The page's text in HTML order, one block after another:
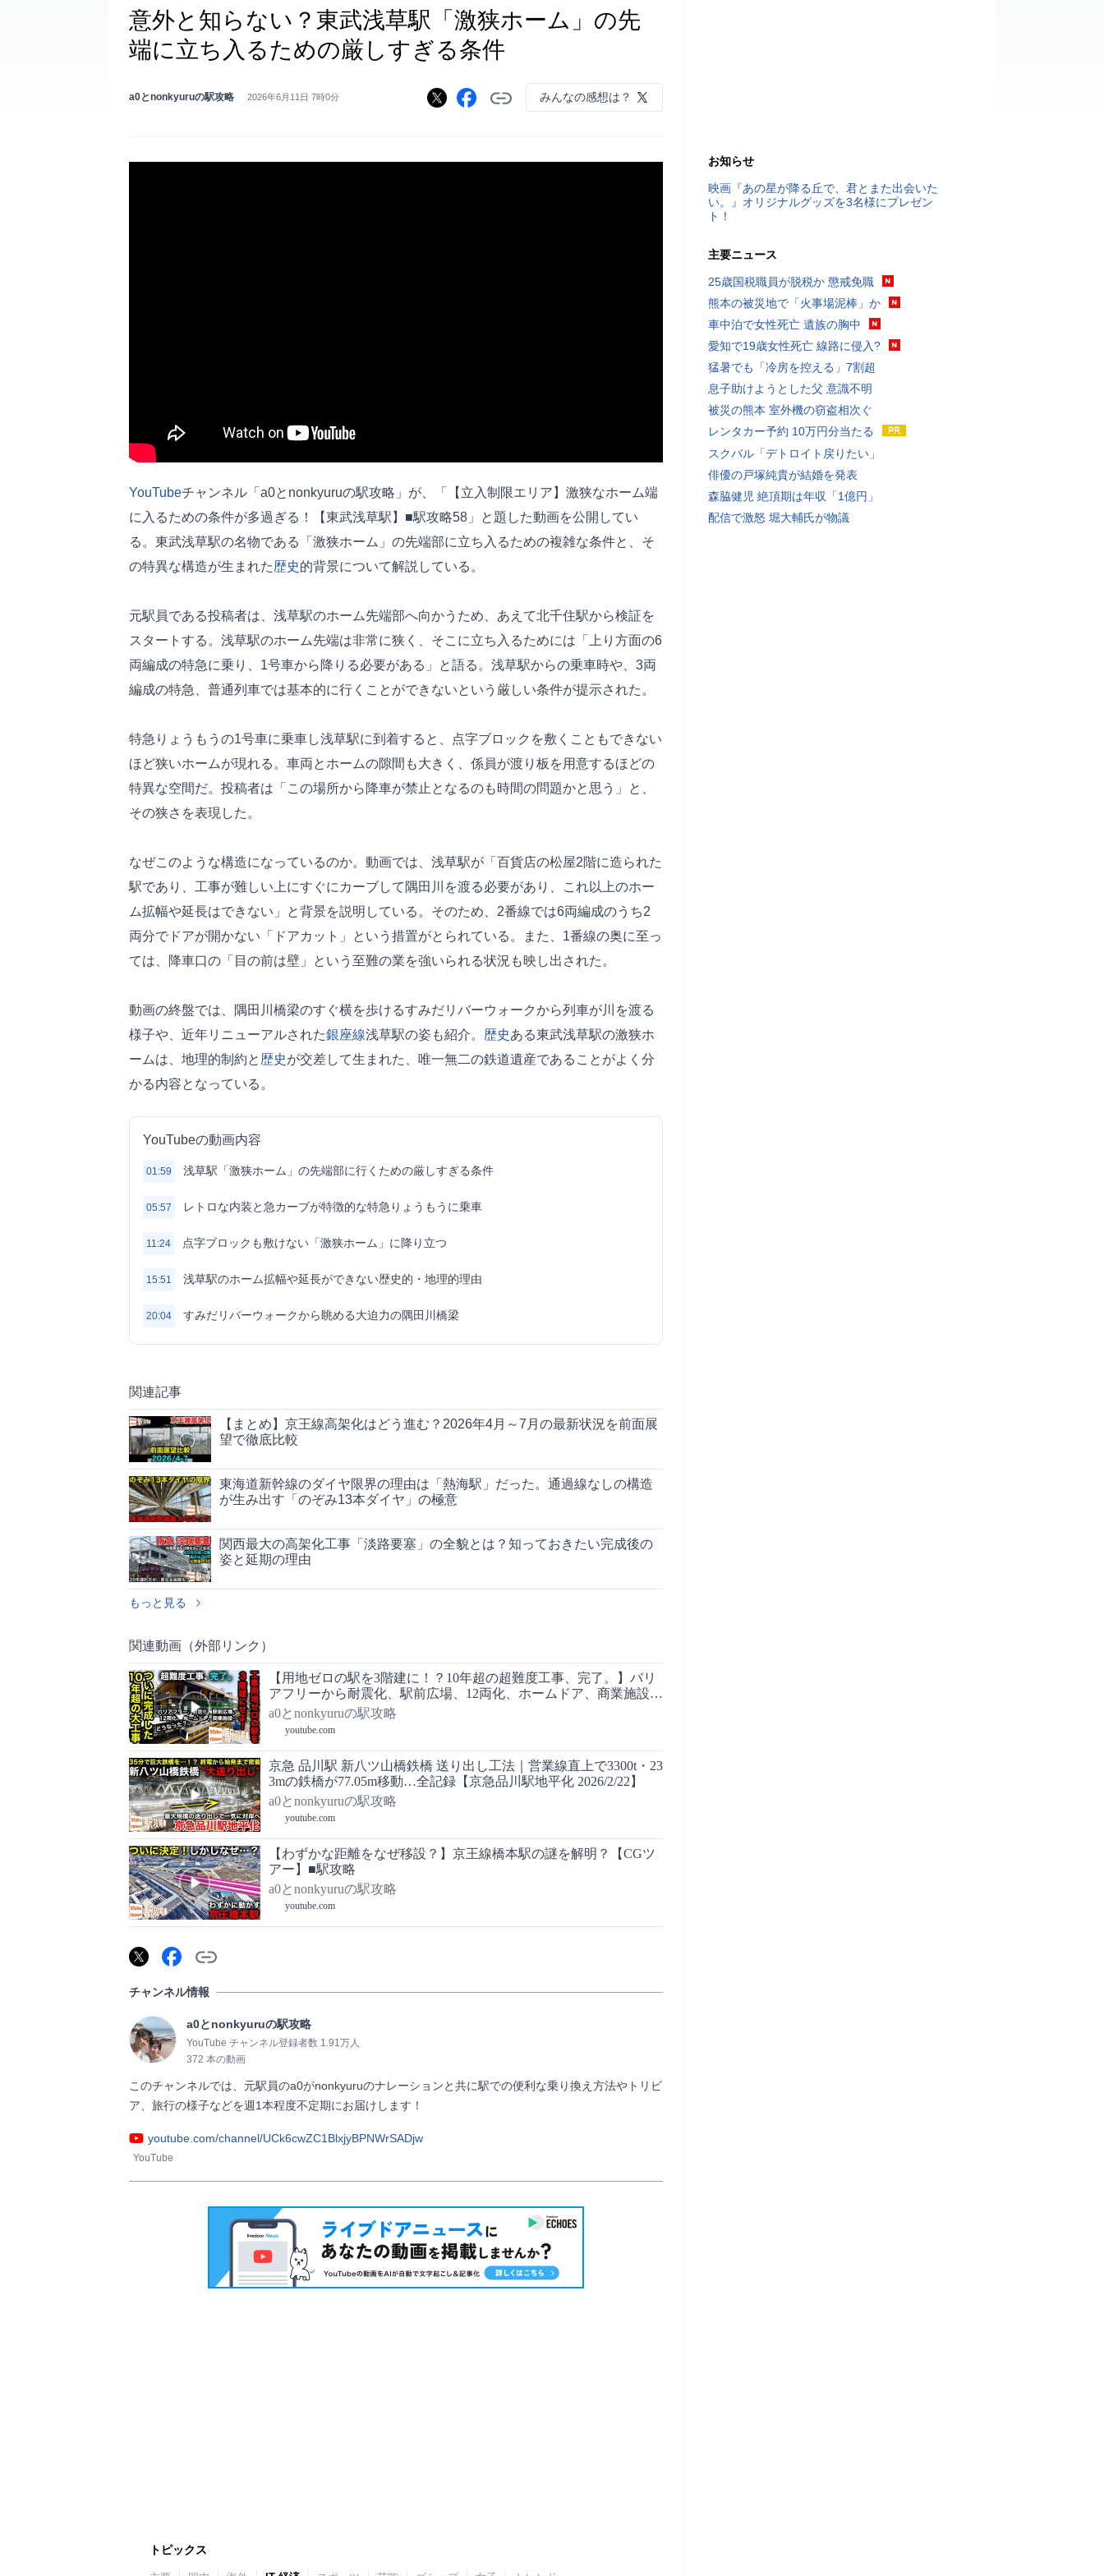
意外と知らない？東武浅草駅「激狭ホーム」の先
端に立ち入るための厳しすぎる条件
a0とnonkyuruの駅攻略 2026年6月11日 7時0分 みんなの感想は？
YouTubeチャンネル「a0とnonkyuruの駅攻略」が、「【立入制限エリア】激狭なホーム端
に入るための条件が多過ぎる！【東武浅草駅】■駅攻略58」と題した動画を公開してい
る。東武浅草駅の名物である「激狭ホーム」の先端部に立ち入るための複雑な条件と、そ
の特異な構造が生まれた歴史的背景について解説している。
元駅員である投稿者は、浅草駅のホーム先端部へ向かうため、あえて北千住駅から検証を
スタートする。浅草駅のホーム先端は非常に狭く、そこに立ち入るためには「上り方面の6
両編成の特急に乗り、1号車から降りる必要がある」と語る。浅草駅からの乗車時や、3両
編成の特急、普通列車では基本的に行くことができないという厳しい条件が提示された。
特急りょうもうの1号車に乗車し浅草駅に到着すると、点字ブロックを敷くこともできない
ほど狭いホームが現れる。車両とホームの隙間も大きく、係員が渡り板を用意するほどの
特異な空間だ。投稿者は「この場所から降車が禁止となるのも時間の問題かと思う」と、
その狭さを表現した。
なぜこのような構造になっているのか。動画では、浅草駅が「百貨店の松屋2階に造られた
駅であり、工事が難しい上にすぐにカーブして隅田川を渡る必要があり、これ以上のホー
ム拡幅や延長はできない」と背景を説明している。そのため、2番線では6両編成のうち2
両分でドアが開かない「ドアカット」という措置がとられている。また、1番線の奥に至っ
ては、降車口の「目の前は壁」という至難の業を強いられる状況も映し出された。
動画の終盤では、隅田川橋梁のすぐ横を歩けるすみだリバーウォークから列車が川を渡る
様子や、近年リニューアルされた銀座線浅草駅の姿も紹介。 歴史ある東武浅草駅の激狭ホ
ームは、地理的制約と 歴史が交差して生まれた、唯一無二の鉄道遺産であることがよく分
かる内容となっている。
YouTubeの動画内容
01:59 浅草駅「激狭ホーム」の先端部に行くための厳しすぎる条件
05:57 レトロな内装と急カーブが特徴的な特急りょうもうに乗車
11:24 点字ブロックも敷けない「激狭ホーム」に降り立つ
15:51 浅草駅のホーム拡幅や延長ができない歴史的・地理的理由
20:04 すみだリバーウォークから眺める大迫力の隅田川橋梁
関連記事
【まとめ】京王線高架化はどう進む？2026年4月～7月の最新状況を前面展
望で徹底比較
東海道新幹線のダイヤ限界の理由は「熱海駅」だった。通過線なしの構造
が生み出す「のぞみ13本ダイヤ」の極意
関西最大の高架化工事「淡路要塞」の全貌とは？知っておきたい完成後の
姿と延期の理由
もっと見る
関連動画（外部リンク）
【用地ゼロの駅を3階建に！？10年超の超難度工事、完了。】バリ
アフリーから耐震化、駅前広場、12両化、ホームドア、商業施設…
大変貌した御茶ノ水駅は【どうなった？】■駅攻略
a0とnonkyuruの駅攻略
youtube.com
京急 品川駅 新八ツ山橋鉄橋 送り出し工法｜営業線直上で3300t・23
3mの鉄橋が77.05m移動…全記録【京急品川駅地平化 2026/2/22】
a0とnonkyuruの駅攻略
youtube.com
【わずかな距離をなぜ移設？】京王線橋本駅の謎を解明？【CGツ
アー】■駅攻略
a0とnonkyuruの駅攻略
youtube.com
チャンネル情報
a0とnonkyuruの駅攻略
YouTube チャンネル登録者数 1.91万人
372 本の動画
このチャンネルでは、元駅員のa0がnonkyuruのナレーションと共に駅での便利な乗り換え方法やトリビ
ア、旅行の様子などを週1本程度不定期にお届けします！
youtube.com/channel/UCk6cwZC1BlxjyBPNWrSADjw
YouTube
トピックス
お知らせ
映画『あの星が降る丘で、君とまた出会いた
い。』オリジナルグッズを3名様にプレゼン
ト！
主要ニュース
25歳国税職員が脱税か 懲戒免職
熊本の被災地で「火事場泥棒」か
車中泊で女性死亡 遺族の胸中
愛知で19歳女性死亡 線路に侵入?
猛暑でも「冷房を控える」7割超
息子助けようとした父 意識不明
被災の熊本 室外機の窃盗相次ぐ
レンタカー予約 10万円分当たる
スクバル「デトロイト戻りたい」
俳優の戸塚純貴が結婚を発表
森脇健児 絶頂期は年収「1億円」
配信で激怒 堀大輔氏が物議